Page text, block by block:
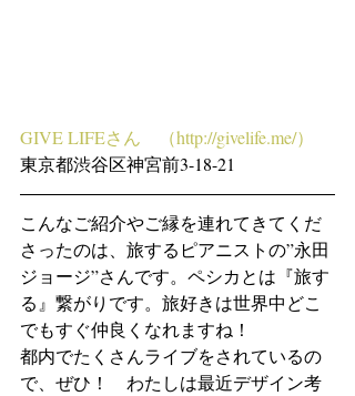
GIVE LIFEさん　（http://givelife.me/）
東京都渋谷区神宮前3-18-21
こんなご紹介やご縁を連れてきてくだ
さったのは、旅するピアニストの”永田
ジョージ”さんです。ペシカとは『旅す
る』繋がりです。旅好きは世界中どこ
でもすぐ仲良くなれますね！
都内でたくさんライブをされているの
で、ぜひ！　わたしは最近デザイン考